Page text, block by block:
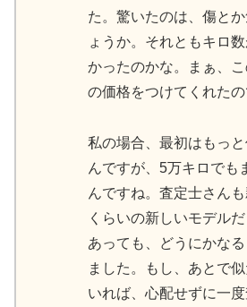
た。驚いたのは、傷と
ょうか。それともキロ
かったのかな。まぁ、
の価格をつけてくれたの
私の場合、最初はもっ
んですが、5万キロでも
んですね。査定士さん
くらいの新しいモデル
あっても、どうにかな
ました。もし、あとで
いれば、心配せずに一